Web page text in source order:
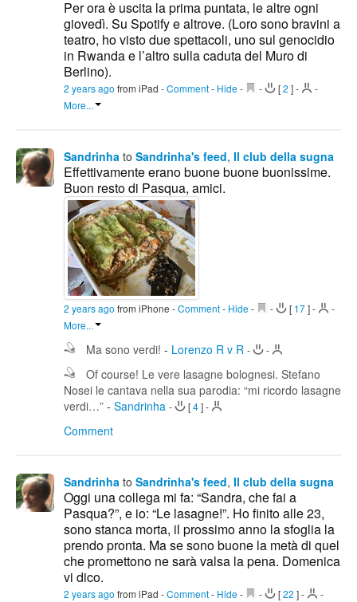
Per ora è uscita la prima puntata, le altre ogni
giovedì. Su Spotify e altrove. (Loro sono bravini a
teatro, ho visto due spettacoli, uno sul genocidio
in Rwanda e l’altro sulla caduta del Muro di
Berlino).
2 years ago from iPad -Comment- Hide - - [2 ]-
-
More...
Sandrinha to Sandrinha's feed, Il club della sugna
Effettivamente erano buone buone buonissime.
Buon resto di Pasqua, amici.
2 years ago from iPhone -Comment- Hide - - [ 17]-
-
More...
Ma sono verdi! - Lorenzo R v R - -
Of course! Le vere lasagne bolognesi. Stefano
Nosei le cantava nella sua parodia: “mi ricordo lasagne
verdi…” - Sandrinha - [4]-
Comment
Sandrinha to Sandrinha's feed, Il club della sugna
Oggi una collega mi fa: “Sandra, che fai a
Pasqua?”, e io: “Le lasagne!”. Ho finito alle 23,
sono stanca morta, il prossimo anno la sfoglia la
prendo pronta. Ma se sono buone la metà di quel
che promettono ne sarà valsa la pena. Domenica
vi dico.
2 years ago from iPad -Comment- Hide - - [22 ]-
-